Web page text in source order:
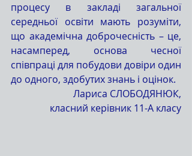
процесу в закладі загальної
середньої освіти мають розуміти,
що академічна доброчесність – це,
насамперед, основа чесної
співпраці для побудови довіри один
до одного, здобутих знань і оцінок.
Лариса СЛОБОДЯНЮК,
класний керівник 11-А класу